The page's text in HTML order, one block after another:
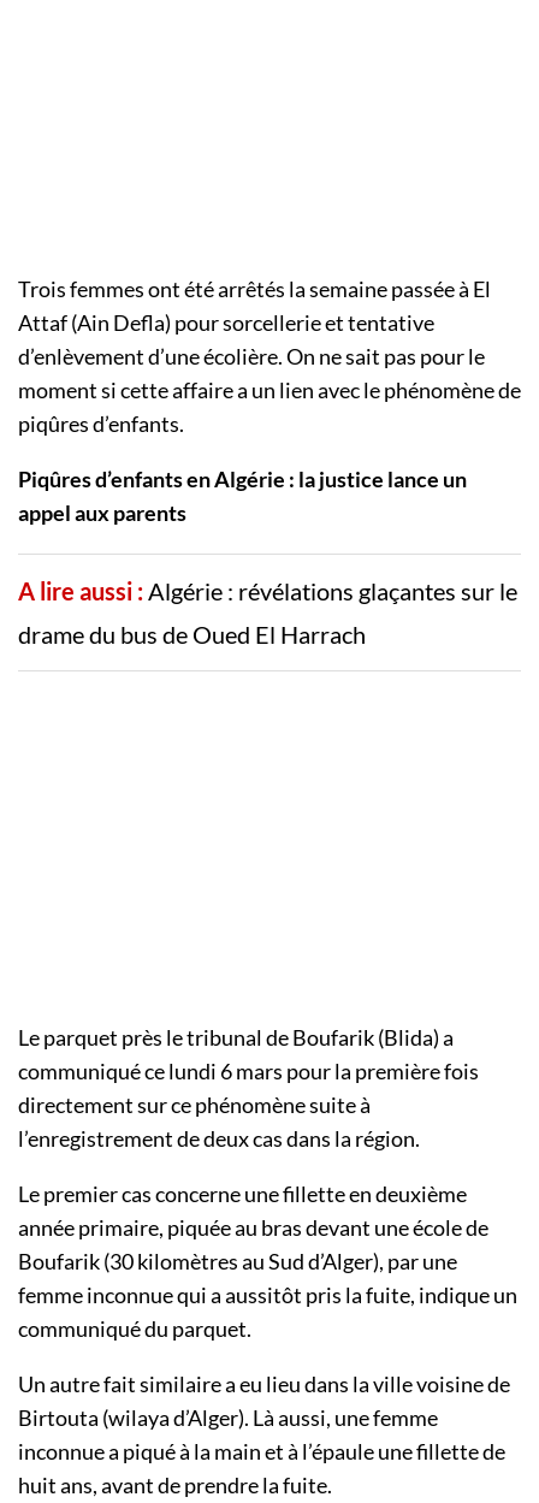
Trois femmes ont été arrêtés la semaine passée à El
Attaf (Ain Defla) pour sorcellerie et tentative
d’enlèvement d’une écolière. On ne sait pas pour le
moment si cette affaire a un lien avec le phénomène de
piqûres d’enfants.
Piqûres d’enfants en Algérie : la justice lance un
appel aux parents
A lire aussi :Algérie : révélations glaçantes sur le
drame du bus de Oued El Harrach
Le parquet près le tribunal de Boufarik (Blida) a
communiqué ce lundi 6 mars pour la première fois
directement sur ce phénomène suite à
l’enregistrement de deux cas dans la région.
Le premier cas concerne une fillette en deuxième
année primaire, piquée au bras devant une école de
Boufarik (30 kilomètres au Sud d’Alger), par une
femme inconnue qui a aussitôt pris la fuite, indique un
communiqué du parquet.
Un autre fait similaire a eu lieu dans la ville voisine de
Birtouta (wilaya d’Alger). Là aussi, une femme
inconnue a piqué à la main et à l’épaule une fillette de
huit ans, avant de prendre la fuite.